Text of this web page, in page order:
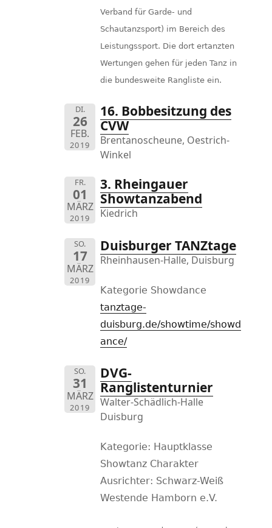
Verband für Garde- und
Schautanzsport) im Bereich des
Leistungssport. Die dort ertanzten
Wertungen gehen für jeden Tanz in
die bundesweite Rangliste ein.
DI.
26
FEB.
2019
16. Bobbesitzung des
CVW
Brentanoscheune, Oestrich-
Winkel
FR.
01
MÄRZ
2019
3. Rheingauer
Showtanzabend
Kiedrich
SO.
17
MÄRZ
2019
Duisburger TANZtage
Rheinhausen-Halle, Duisburg
Kategorie Showdance
tanztage-
duisburg.de/showtime/showd
ance/
SO.
31
MÄRZ
2019
DVG-
Ranglistenturnier
Walter-Schädlich-Halle
Duisburg
Kategorie: Hauptklasse
Showtanz Charakter
Ausrichter: Schwarz-Weiß
Westende Hamborn e.V.